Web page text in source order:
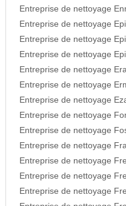
Entreprise de nettoyage
Entreprise de nettoyage
Entreprise de nettoyage
Entreprise de nettoyage
Entreprise de nettoyage
Entreprise de nettoyage
Entreprise de nettoyage
Entreprise de nettoyage
Entreprise de nettoyage
Entreprise de nettoyage
Entreprise de nettoyage
Entreprise de nettoyage
Entreprise de nettoyage